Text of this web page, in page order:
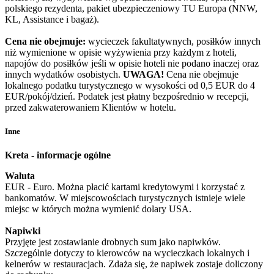
polskiego rezydenta, pakiet ubezpieczeniowy TU Europa (NNW,
KL, Assistance i bagaż).
Cena nie obejmuje: wycieczek fakultatywnych, posiłków innych
niż wymienione w opisie wyżywienia przy każdym z hoteli,
napojów do posiłków jeśli w opisie hoteli nie podano inaczej oraz
innych wydatków osobistych. UWAGA! Cena nie obejmuje
lokalnego podatku turystycznego w wysokości od 0,5 EUR do 4
EUR/pokój/dzień. Podatek jest płatny bezpośrednio w recepcji,
przed zakwaterowaniem Klientów w hotelu.
Inne
Kreta - informacje ogólne
Waluta
EUR - Euro. Można płacić kartami kredytowymi i korzystać z
bankomatów. W miejscowościach turystycznych istnieje wiele
miejsc w których można wymienić dolary USA.
Napiwki
Przyjęte jest zostawianie drobnych sum jako napiwków.
Szczególnie dotyczy to kierowców na wycieczkach lokalnych i
kelnerów w restauracjach. Zdaża się, że napiwek zostaje doliczony